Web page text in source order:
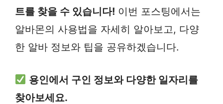
트를 찾을 수 있습니다! 이번 포스팅에서는
알바몬의 사용법을 자세히 알아보고, 다양
한 알바 정보와 팁을 공유하겠습니다.
용인에서 구인 정보와 다양한 일자리를
찾아보세요.